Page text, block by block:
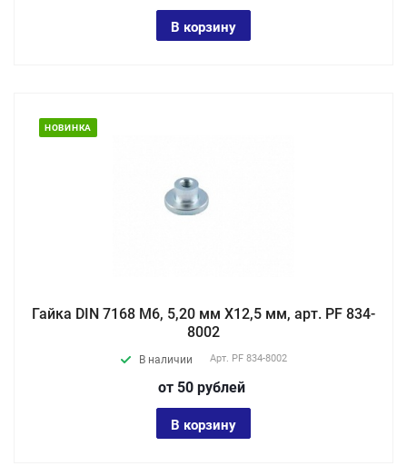
В корзину
НОВИНКА
Гайка DIN 7168 М6, 5,20 мм X12,5 мм, арт. PF 834-
8002
В наличии Арт. PF 834-8002
от 50 рублей
В корзину